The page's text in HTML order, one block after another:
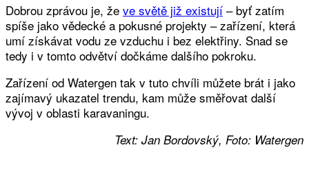
Dobrou zprávou je, že ve světě již existují – byť zatím
spíše jako vědecké a pokusné projekty – zařízení, která
umí získávat vodu ze vzduchu i bez elektřiny. Snad se
tedy i v tomto odvětví dočkáme dalšího pokroku.
Zařízení od Watergen tak v tuto chvíli můžete brát i jako
zajímavý ukazatel trendu, kam může směřovat další
vývoj v oblasti karavaningu.
Text: Jan Bordovský, Foto: Watergen